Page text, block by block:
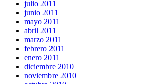
julio 2011
junio 2011
mayo 2011
abril 2011
marzo 2011
febrero 2011
enero 2011
diciembre 2010
noviembre 2010